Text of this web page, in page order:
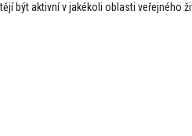
být aktivní v jakékoli oblasti veřejného